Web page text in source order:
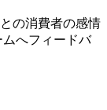
の消費者の感情
へフィードバ